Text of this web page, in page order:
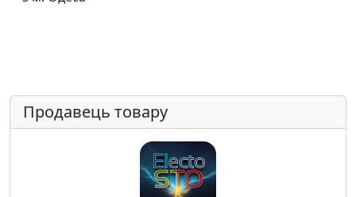
Продавець товару